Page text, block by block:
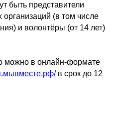
быть представители
организаций (в том числе
и волонтёры (от 14 лет)
можно в онлайн-формате
в срок до 12